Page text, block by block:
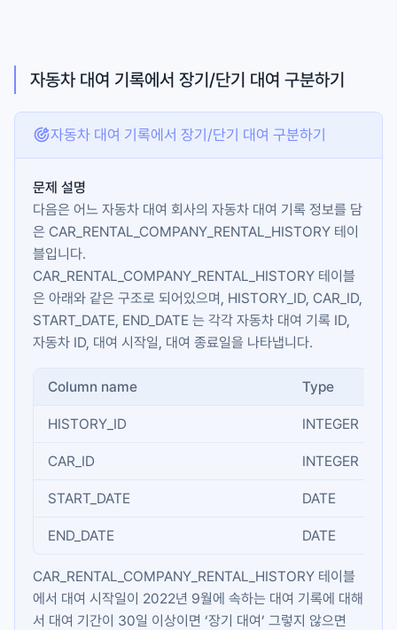
자동차 대여 기록에서 장기/단기 대여 구분하기
자동차 대여 기록에서 장기/단기 대여 구분하기
문제 설명
다음은 어느 자동차 대여 회사의 자동차 대여 기록 정보를 담
은 CAR_RENTAL_COMPANY_RENTAL_HISTORY 테이
블입니다.
CAR_RENTAL_COMPANY_RENTAL_HISTORY 테이블
은 아래와 같은 구조로 되어있으며, HISTORY_ID, CAR_ID,
START_DATE, END_DATE 는 각각 자동차 대여 기록 ID,
자동차 ID, 대여 시작일, 대여 종료일을 나타냅니다.
Column name Type
HISTORY_ID INTEGER
CAR_ID INTEGER
START_DATE DATE
END_DATE DATE
CAR_RENTAL_COMPANY_RENTAL_HISTORY 테이블
에서 대여 시작일이 2022년 9월에 속하는 대여 기록에 대해
서 대여 기간이 30일 이상이면 ‘장기 대여’ 그렇지 않으면